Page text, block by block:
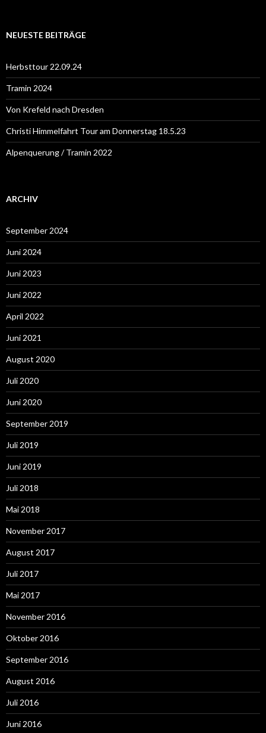
e
a
c
h
:
NEUESTE BEITRÄGE
Herbsttour 22.09.24
Tramin 2024
Von Krefeld nach Dresden
Christi Himmelfahrt Tour am Donnerstag 18.5.23
Alpenquerung / Tramin 2022
ARCHIV
September 2024
Juni 2024
Juni 2023
Juni 2022
April 2022
Juni 2021
August 2020
Juli 2020
Juni 2020
September 2019
Juli 2019
Juni 2019
Juli 2018
Mai 2018
November 2017
August 2017
Juli 2017
Mai 2017
November 2016
Oktober 2016
September 2016
August 2016
Juli 2016
Juni 2016